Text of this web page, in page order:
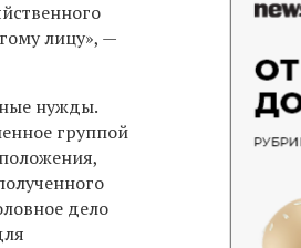
лицу», —
нужды.
группой
дело